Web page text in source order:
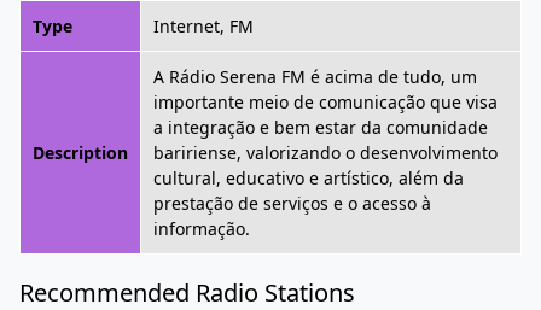
Type Internet, FM
Description
A Rádio Serena FM é acima de tudo, um
importante meio de comunicação que visa
a integração e bem estar da comunidade
baririense, valorizando o desenvolvimento
cultural, educativo e artístico, além da
prestação de serviços e o acesso à
informação.
Recommended Radio Stations